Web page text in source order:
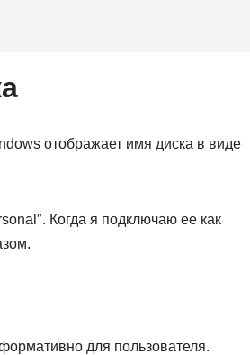
отображает имя диска в виде
Когда я подключаю ее как
для пользователя.